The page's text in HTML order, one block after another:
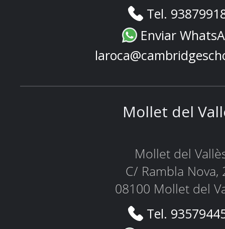
Tel.
Enviar
Mollet del
Mollet del
C/ Rambla Nova,
08100 Mollet del
Tel.